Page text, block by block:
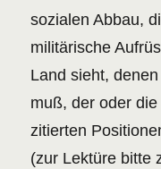
sozialen Abbau,
militärische
Land sieht,
muß, der oder
zitierten
(zur Lektüre bitte